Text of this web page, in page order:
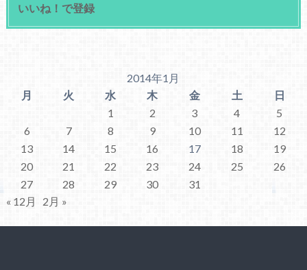
いいね！で登録
2014年1月
月
火 水 木 金 土
日
1
2 3 4
5
6
7 8 9 10 11
12
13
14 15 16 17 18
19
20
21 22 23 24 25
26
27
28 29 30
31
« 12月
2月 »